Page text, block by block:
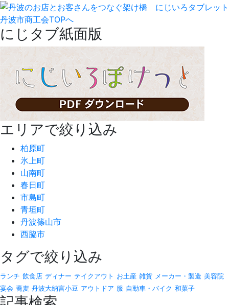
丹波市商工会TOPへ
にじタブ紙面版
エリアで絞り込み
柏原町
氷上町
山南町
春日町
市島町
青垣町
丹波篠山市
西脇市
タグで絞り込み
ランチ 飲食店 ディナー テイクアウト お土産 雑貨 メーカー・製造 美容院
宴会 蕎麦 丹波大納言小豆 アウトドア 服 自動車・バイク 和菓子